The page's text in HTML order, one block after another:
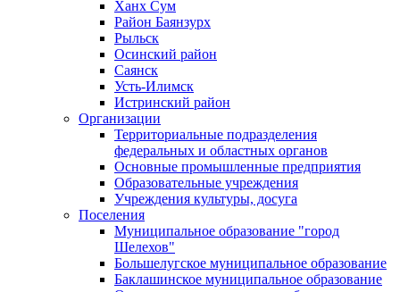
Ханх Сум
Район Баянзурх
Рыльск
Осинский район
Саянск
Усть-Илимск
Истринский район
Организации
Территориальные подразделения
федеральных и областных органов
Основные промышленные предприятия
Образовательные учреждения
Учреждения культуры, досуга
Поселения
Муниципальное образование "город
Шелехов"
Большелугское муниципальное образование
Баклашинское муниципальное образование